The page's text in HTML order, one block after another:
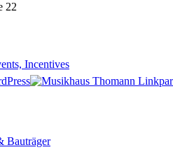
Incentives
Bauträger
22